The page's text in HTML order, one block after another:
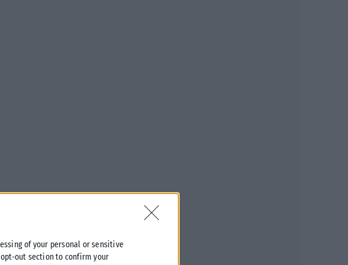
of your personal or sensitive
out section to confirm your